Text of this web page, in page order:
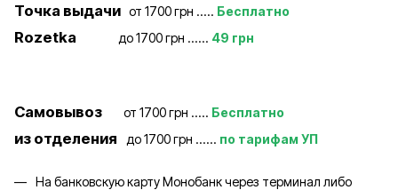
Точка выдачи от 1700 грн ..... Бесплатно
Rozetka до 1700 грн ...... 49 грн
Самовывоз от 1700 грн ..... Бесплатно
из отделения до 1700 грн ...... по тарифам УП
На банковскую карту Монобанк через терминал либо